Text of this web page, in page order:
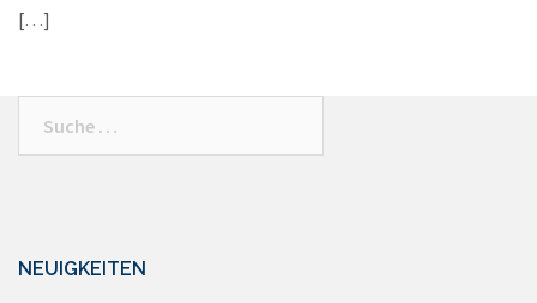
[…]
NEUIGKEITEN